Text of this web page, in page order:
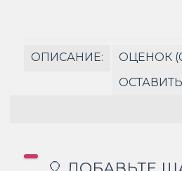
ОПИСАНИЕ:
ОЦЕНОК